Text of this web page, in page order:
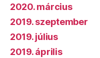
2020. március
2019. szeptember
2019. július
2019. április